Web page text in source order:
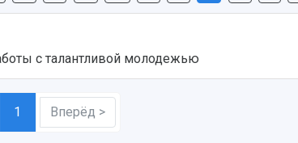
с талантливой молодежью
1 Вперёд >